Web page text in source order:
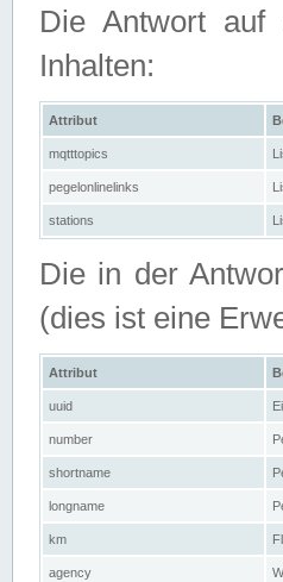
Die Antwort auf
Inhalten:
Attribut
mqtttopics
pegelonlinelinks
stations
Die in der
(dies ist eine
Attribut
uuid
number
shortname
longname
km
agency